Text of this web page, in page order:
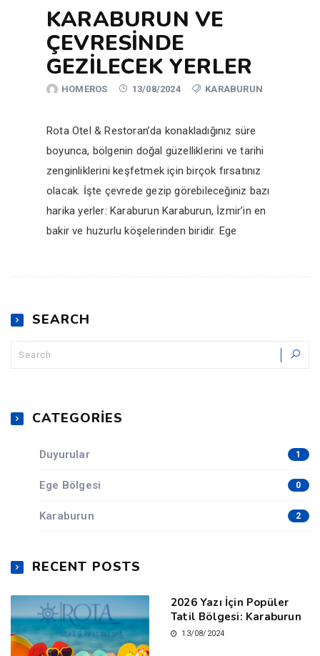
KARABURUN VE
ÇEVRESINDE
GEZILECEK YERLER
HOMEROS 13/08/2024 KARABURUN
Rota Otel & Restoran’da konakladığınız süre
boyunca, bölgenin doğal güzelliklerini ve tarihi
zenginliklerini keşfetmek için birçok fırsatınız
olacak. İşte çevrede gezip görebileceğiniz bazı
harika yerler: Karaburun Karaburun, İzmir’in en
bakir ve huzurlu köşelerinden biridir. Ege
SEARCH
CATEGORIES
Duyurular 1
Ege Bölgesi 0
Karaburun 2
RECENT POSTS
2026 Yazı İçin Popüler
Tatil Bölgesi: Karaburun
13/08/2024